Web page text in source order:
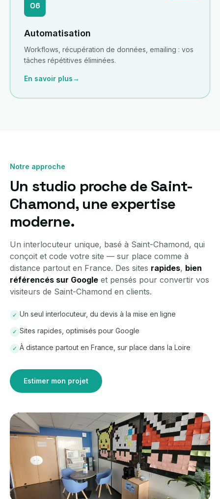
06
Automatisation
Workflows, récupération de données, emailing : vos
tâches répétitives éliminées.
En savoir plus→
Notre approche
Un studio proche de Saint-
Chamond, une expertise
moderne.
Un interlocuteur unique, basé à Saint-Chamond, qui
conçoit et code votre site — sur place comme à
distance partout en France. Des sites rapides, bien
référencés sur Google et pensés pour convertir vos
visiteurs de Saint-Chamond en clients.
✓ Un seul interlocuteur, du devis à la mise en ligne
✓ Sites rapides, optimisés pour Google
✓ À distance partout en France, sur place dans la Loire
Estimer mon projet